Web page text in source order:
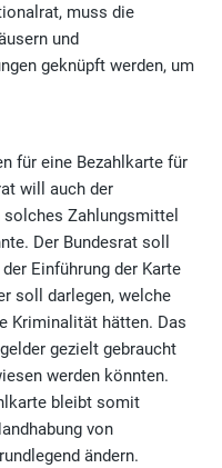
muss die
und
geknüpft werden, um
für eine Bezahlkarte für
will auch der
Zahlungsmittel
Der Bundesrat soll
Einführung der Karte
soll darlegen, welche
Kriminalität hätten. Das
gezielt gebraucht
werden könnten.
bleibt somit
von
ändern.